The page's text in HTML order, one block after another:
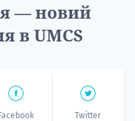
— новий
в UMCS
Facebook Twitter